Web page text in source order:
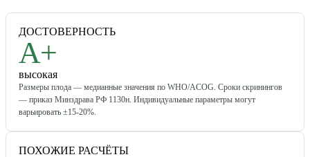
ДОСТОВЕРНОСТЬ
A+
высокая
Размеры плода — медианные значения по WHO/ACOG. Сроки скринингов
— приказ Минздрава РФ 1130н. Индивидуальные параметры могут
варьировать ±15-20%.
ПОХОЖИЕ РАСЧЁТЫ